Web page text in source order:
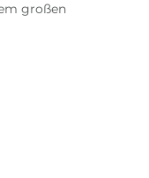
großen